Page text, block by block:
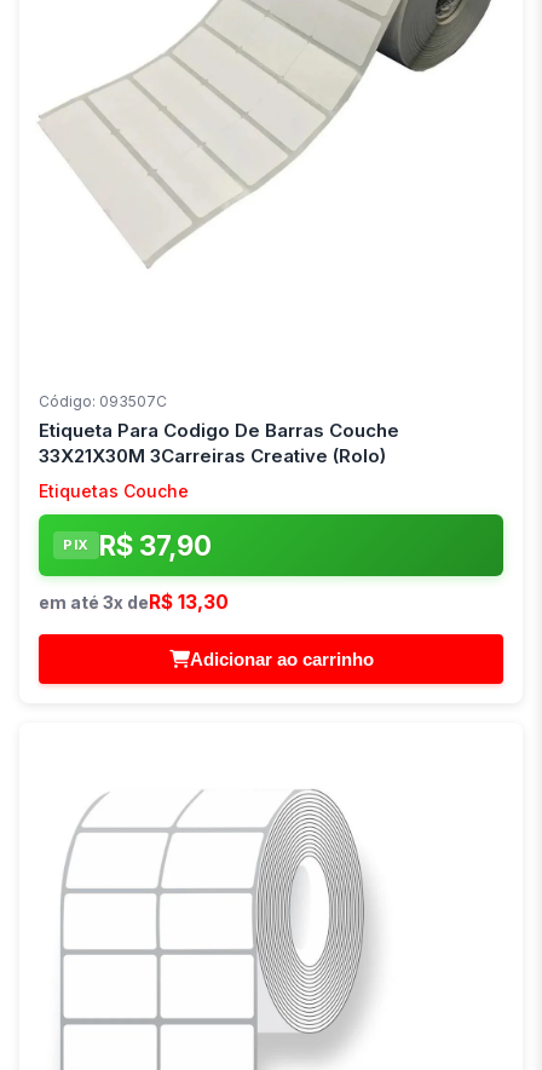
Código: 093507C
Etiqueta Para Codigo De Barras Couche
33X21X30M 3Carreiras Creative (Rolo)
Etiquetas Couche
PIX R$ 37,90
em até 3x deR$ 13,30
Adicionar ao carrinho